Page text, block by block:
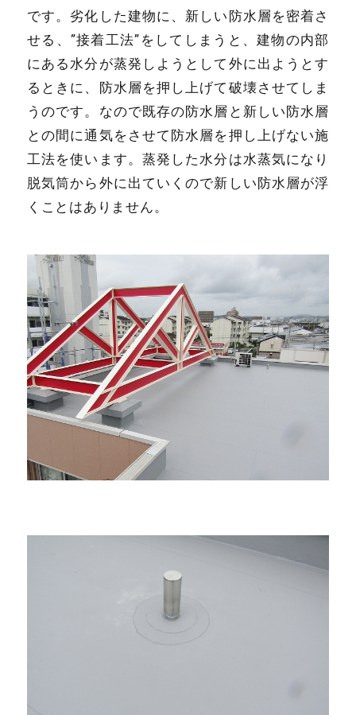
です。劣化した建物に、新しい防水層を密着さ
せる、”接着工法”をしてしまうと、建物の内部
にある水分が蒸発しようとして外に出ようとす
るときに、防水層を押し上げて破壊させてしま
うのです。なので既存の防水層と新しい防水層
との間に通気をさせて防水層を押し上げない施
工法を使います。蒸発した水分は水蒸気になり
脱気筒から外に出ていくので新しい防水層が浮
くことはありません。